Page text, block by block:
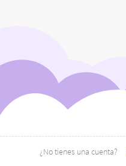
¿No tienes una cuenta?